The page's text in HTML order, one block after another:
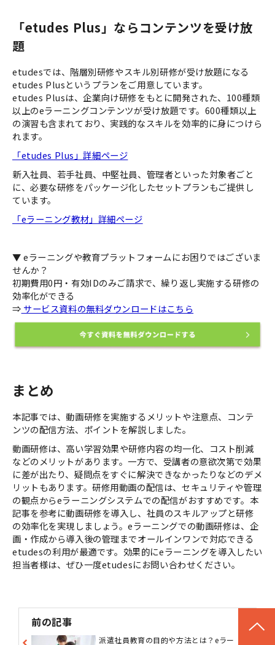
「etudes Plus」ならコンテンツを受け放
題
etudesでは、階層別研修やスキル別研修が受け放題になる
etudes Plusというプランをご用意しています。
etudes Plusは、企業向け研修をもとに開発された、100種類
以上のeラーニングコンテンツが受け放題です。600種類以上
の演習も含まれており、実践的なスキルを効率的に身につけら
れます。
「etudes Plus」詳細ページ
新入社員、若手社員、中堅社員、管理者といった対象者ごと
に、必要な研修をパッケージ化したセットプランもご提供し
ています。
「eラーニング教材」詳細ページ
▼ eラーニングや教育プラットフォームにお困りではございま
せんか？
初期費用0円・有効IDのみご請求で、繰り返し実施する研修の
効率化ができる
⇒ サービス資料の無料ダウンロードはこちら
まとめ
本記事では、動画研修を実施するメリットや注意点、コンテ
ンツの配信方法、ポイントを解説しました。
動画研修は、高い学習効果や研修内容の均一化、コスト削減
などのメリットがあります。一方で、受講者の意欲次第で効果
に差が出たり、疑問点をすぐに解決できなかったりなどのデメ
リットもあります。研修用動画の配信は、セキュリティや管理
の観点からeラーニングシステムでの配信がおすすめです。本
記事を参考に動画研修を導入し、社員のスキルアップと研修
の効率化を実現しましょう。eラーニングでの動画研修は、企
画・作成から導入後の管理までオールインワンで対応できる
etudesの利用が最適です。効果的にeラーニングを導入したい
担当者様は、ぜひ一度etudesにお問い合わせください。
前の記事
派遣社員教育の目的や方法とは？eラー